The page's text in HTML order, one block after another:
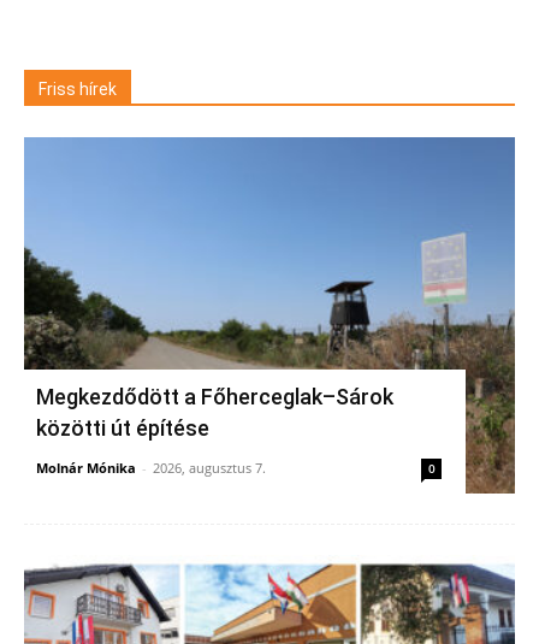
Friss hírek
Megkezdődött a Főherceglak–Sárok
közötti út építése
Molnár Mónika - 2026, augusztus 7. 0